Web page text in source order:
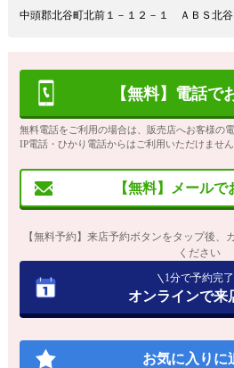
中頭郡北谷町北前１－１２－１ ＡＢＳ北
【無料】電話で
無料電話をご利用の場合は、販売店へお客様の
IP電話・ひかり電話からはご利用いただけません
【無料】メールで
【無料予約】来店予約ボタンをタップ後、
ください
1分で予約完了
オンラインで来
お気に入りに